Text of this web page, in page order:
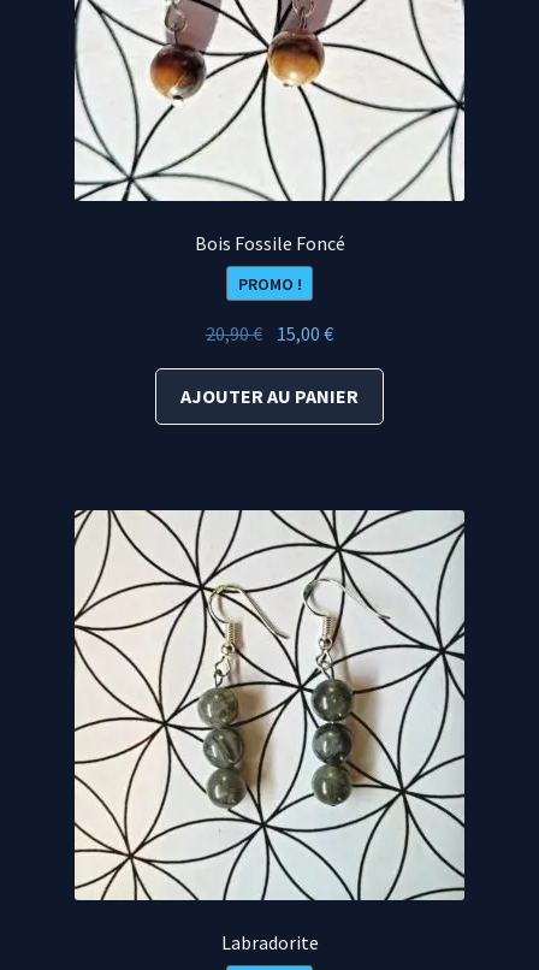
Bois Fossile Foncé
PROMO !
20,90€ Le
initial
était :
15,00€Le
actuel
est :
AJOUTER AU PANIER
Labradorite